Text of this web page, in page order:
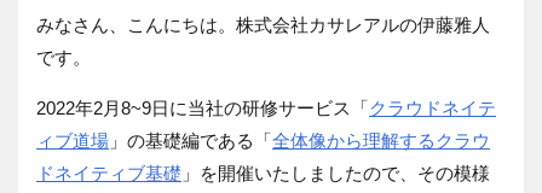
みなさん、こんにちは。株式会社カサレアルの伊藤雅人
です。
2022年2月8~9日に当社の研修サービス「クラウドネイテ
ィブ道場 」の基礎編である「全体像から理解するクラウ
ドネイティブ基礎 」を開催いたしましたので、その模様